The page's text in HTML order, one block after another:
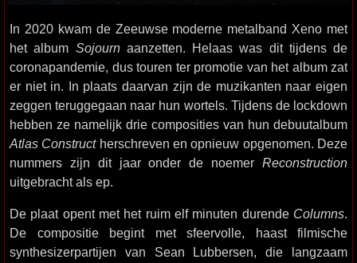
In 2020 kwam de Zeeuwse moderne metalband Xeno met
het album Sojournaanzetten. Helaas was dit tijdens de
coronapandemie, dus touren ter promotie van het album zat
er niet in. In plaats daarvan zijn de muzikanten naar eigen
zeggen teruggegaan naar hun wortels. Tijdens de lockdown
hebben ze namelijk drie composities van hun debuutalbum
Atlas Constructherschreven en opnieuw opgenomen. Deze
nummers zijn dit jaar onder de noemer Reconstruction
uitgebracht als ep.
De plaat opent met het ruim elf minuten durende Columns.
De compositie begint met sfeervolle, haast filmische
synthesizerpartijen van Sean Lubbersen, die langzaam